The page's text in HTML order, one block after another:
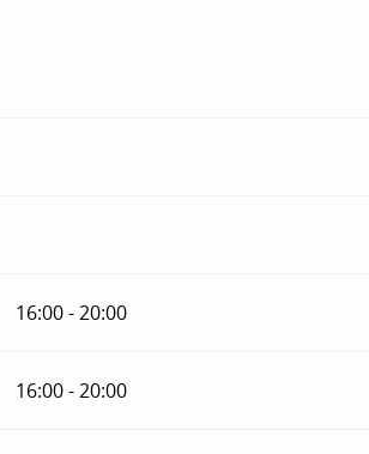
16:00 - 20:00
16:00 - 20:00